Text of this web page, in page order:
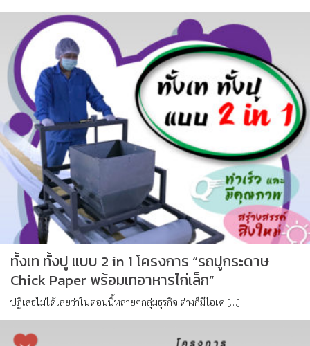
ทั้งเท ทั้งปู แบบ 2 in 1 โครงการ “รถปูกระดาษ
Chick Paper พร้อมเทอาหารไก่เล็ก”
ปฏิเสธไม่ได้เลยว่าในตอนนี้หลายๆกลุ่มธุรกิจ ต่างก็มีไอเด […]